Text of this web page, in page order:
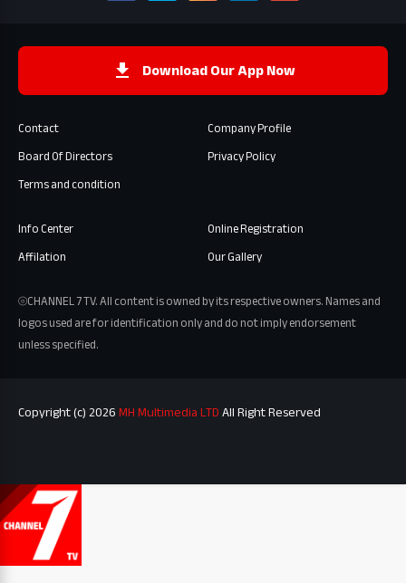
Download Our App Now
Contact
Company Profile
Board Of Directors
Privacy Policy
Terms and condition
Info Center
Online Registration
Affilation
Our Gallery
⦾CHANNEL 7 TV. All content is owned by its respective owners. Names and
logos used are for identification only and do not imply endorsement
unless specified.
Copyright (c) 2026MH Multimedia LTDAll Right Reserved